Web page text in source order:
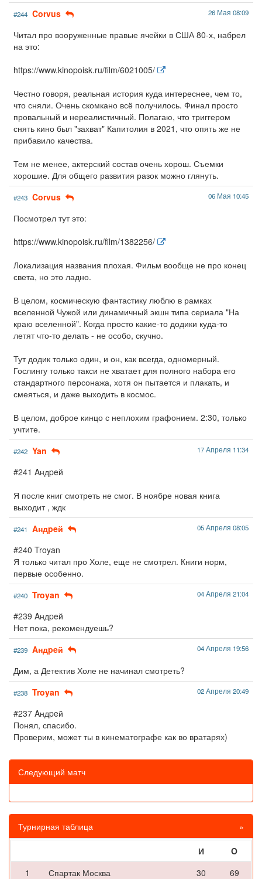
#244 Corvus 26 Мая 08:09
Читал про вооруженные правые ячейки в США 80-х, набрел
на это:
https://www.kinopoisk.ru/film/6021005/
Честно говоря, реальная история куда интереснее, чем то,
что сняли. Очень скомкано всё получилось. Финал просто
провальный и нереалистичный. Полагаю, что триггером
снять кино был "захват" Капитолия в 2021, что опять же не
прибавило качества.
Тем не менее, актерский состав очень хорош. Съемки
хорошие. Для общего развития разок можно глянуть.
#243 Corvus 06 Мая 10:45
Посмотрел тут это:
https://www.kinopoisk.ru/film/1382256/
Локализация названия плохая. Фильм вообще не про конец
света, но это ладно.
В целом, космическую фантастику люблю в рамках
вселенной Чужой или динамичный экшн типа сериала "На
краю вселенной". Когда просто какие-то додики куда-то
летят что-то делать - не особо, скучно.
Тут додик только один, и он, как всегда, одномерный.
Гослингу только такси не хватает для полного набора его
стандартного персонажа, хотя он пытается и плакать, и
смеяться, и даже выходить в космос.
В целом, доброе кинцо с неплохим графонием. 2:30, только
учтите.
#242 Yan 17 Апреля 11:34
#241 Aндpeй
Я после книг смотреть не смог. В ноябре новая книга
выходит , ждк
#241 Aндpeй 05 Апреля 08:05
#240 Troyan
Я только читал про Холе, еще не смотрел. Книги норм,
первые особенно.
#240 Troyan 04 Апреля 21:04
#239 Aндpeй
Нет пока, рекомендуешь?
#239 Aндpeй 04 Апреля 19:56
Дим, а Детектив Холе не начинал смотреть?
#238 Troyan 02 Апреля 20:49
#237 Aндpeй
Понял, спасибо.
Проверим, может ты в кинематографе как во вратарях)
Следующий матч
Турнирная таблица »
И
O
1
Спартак Москва 30
69